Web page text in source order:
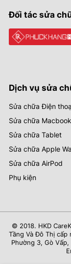
Đối tác sửa
Dịch vụ sửa
Sửa chữa Điện
Sửa chữa Macbook
Sửa chữa Tablet
Sửa chữa Apple
Sửa chữa AirPod
Phụ kiện
© 2018. HKD
Tầng Và Đô Thị
Phường 3, Gò